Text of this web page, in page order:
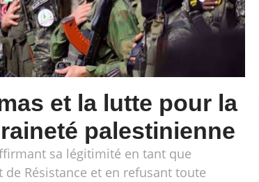
et la lutte pour la
palestinienne
sa légitimité en tant que
de Résistance et en refusant toute